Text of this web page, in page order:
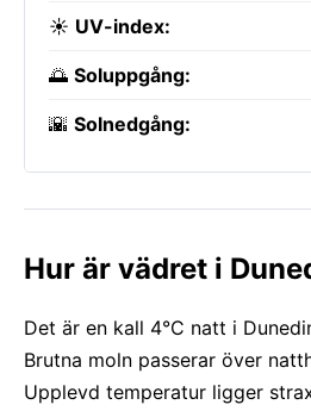
☀️ UV-index:
🌅 Soluppgång:
🌇 Solnedgång:
Hur är vädret i
Det är en kall 4°C natt i
Brutna moln passerar över
Upplevd temperatur ligger